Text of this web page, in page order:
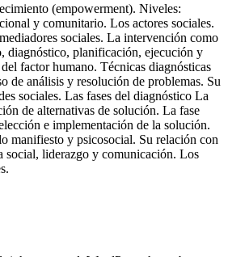
(empowerment). Niveles:
y comunitario. Los actores sociales.
sociales. La intervención como
diagnóstico, planificación, ejecución y
factor humano. Técnicas diagnósticas
de análisis y resolución de problemas. Su
sociales. Las fases del diagnóstico La
de alternativas de solución. La fase
e implementación de la solución.
manifiesto y psicosocial. Su relación con
social, liderazgo y comunicación. Los